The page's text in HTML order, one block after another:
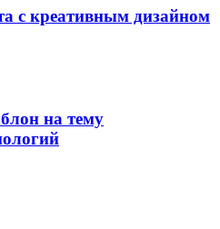
с креативным дизайном
на тему